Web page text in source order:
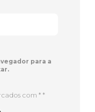
para a
com **